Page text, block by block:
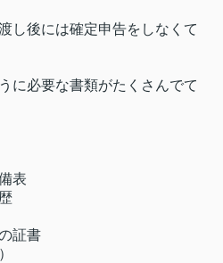
し後には確定申告をしなくて
に必要な書類がたくさんでて
表
証書